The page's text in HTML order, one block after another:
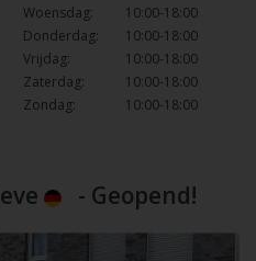
Woensdag:
10:00-18:00
Donderdag:
10:00-18:00
Vrijdag:
10:00-18:00
Zaterdag:
10:00-18:00
Zondag:
10:00-18:00
- Geopend!